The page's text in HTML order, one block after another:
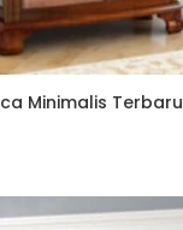
Minimalis Terbaru